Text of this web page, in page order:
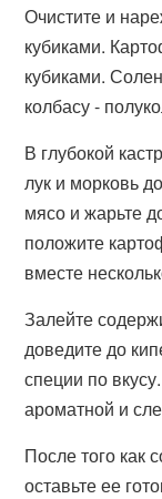
Очистите и
кубиками.
кубиками.
колбасу -
В глубокой
лук и морковь
мясо и жарьте
положите
вместе
Залейте
доведите до
специи по
ароматной и
После того как
оставьте ее